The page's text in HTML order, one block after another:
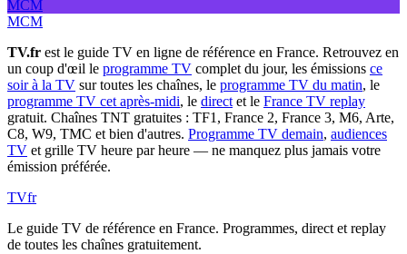
MCM
MCM
TV.fr est le guide TV en ligne de référence en France. Retrouvez en
un coup d'œil le programme TV complet du jour, les émissions ce
soir à la TV sur toutes les chaînes, le programme TV du matin, le
programme TV cet après-midi, le direct et le France TV replay
gratuit. Chaînes TNT gratuites : TF1, France 2, France 3, M6, Arte,
C8, W9, TMC et bien d'autres. Programme TV demain, audiences
TV et grille TV heure par heure — ne manquez plus jamais votre
émission préférée.
TVfr
Le guide TV de référence en France. Programmes, direct et replay
de toutes les chaînes gratuitement.